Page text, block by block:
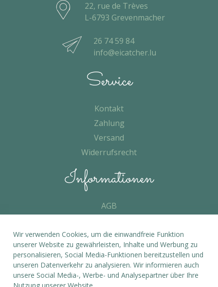
Wir verwenden Cookies, um die einwandfreie Funktion
unserer Website zu gewährleisten, Inhalte und Werbung zu
personalisieren, Social Media-Funktionen bereitzustellen und
unseren Datenverkehr zu analysieren. Wir informieren auch
unsere Social Media-, Werbe- und Analysepartner über Ihre
22, rue de Trèves
L-6793 Grevenmacher
26 74 59 84
info@eicatcher.lu
Service
Kontakt
Zahlung
Versand
Widerrufsrecht
Informationen
AGB
Impressum